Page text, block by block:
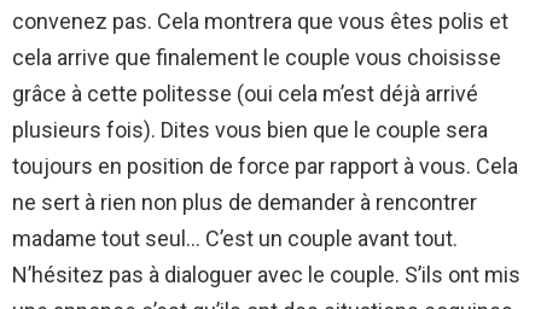
convenez pas. Cela montrera que vous êtes polis et
cela arrive que finalement le couple vous choisisse
grâce à cette politesse (oui cela m’est déjà arrivé
plusieurs fois). Dites vous bien que le couple sera
toujours en position de force par rapport à vous. Cela
ne sert à rien non plus de demander à rencontrer
madame tout seul… C’est un couple avant tout.
N’hésitez pas à dialoguer avec le couple. S’ils ont mis